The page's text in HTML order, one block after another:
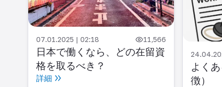
07.01.2025 | 02:18 11,566
日本で働くなら、どの在留資
格を取るべき？
詳細
よく
徴）